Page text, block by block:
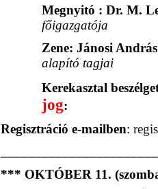
Megnyitó : Dr. M.
főigazgatója
Zene: Jánosi András
alapító tagjai
Kerekasztal
jog:
Regisztráció e-mailben:
*** OKTÓBER 11. (s